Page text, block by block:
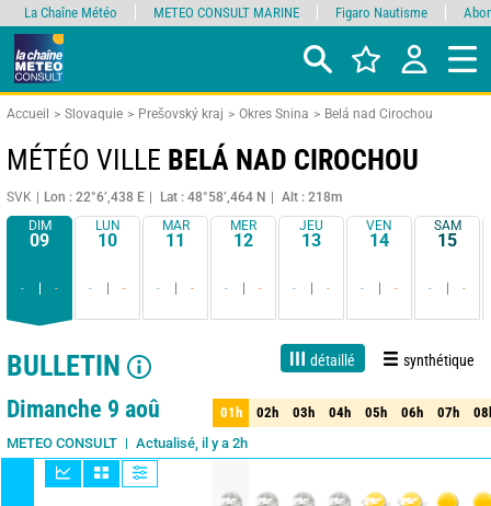
Accueil Slovaquie Prešovský kraj Okres Snina Belá nad Cirochou
MÉTÉO VILLE BELÁ NAD CIROCHOU
SVK Lon : 22°6’,438 E Lat : 48°58’,464 N
Alt : 218m
DIM
09
- -
LUN
10
- -
MAR
11
- -
MER
12
- -
JEU
13
- -
VEN
14
- -
SAM
15
- -
BULLETIN détaillé synthétique
1 jour 3 jours 7 jours 15 jours Fiabilité 85%
Dimanche 9 aoû
METEO CONSULT Actualisé, il y a 2h
01h 02h 03h 04h 05h 06h 07h
01h 02h 03h 04h 05h 06h 07h
La Chaîne Météo METEO CONSULT MARINE Figaro Nautisme